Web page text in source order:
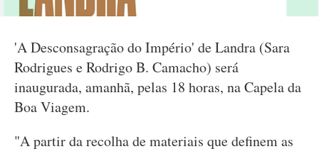
'A Desconsagração do Império' de Landra (Sara
Rodrigues e Rodrigo B. Camacho) será
inaugurada, amanhã, pelas 18 horas, na Capela da
Boa Viagem.
"A partir da recolha de materiais que definem as